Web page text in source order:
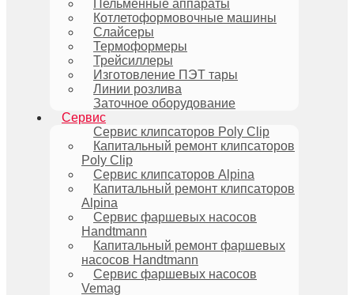
Пельменные аппараты
Котлетоформовочные машины
Слайсеры
Термоформеры
Трейсиллеры
Изготовление ПЭТ тары
Линии розлива
Заточное оборудование
Сервис
Сервис клипсаторов Poly Clip
Капитальный ремонт клипсаторов
Poly Clip
Сервис клипсаторов Alpina
Капитальный ремонт клипсаторов
Alpina
Сервис фаршевых насосов
Handtmann
Капитальный ремонт фаршевых
насосов Handtmann
Сервис фаршевых насосов
Vemag